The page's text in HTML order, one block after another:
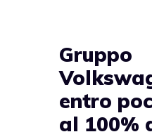
Gruppo
entro
al 100%